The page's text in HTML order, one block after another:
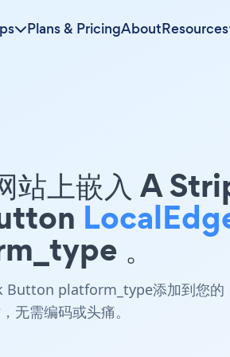
Plans & PricingAboutResources
站上嵌入 A
。
Button platform_type添加到您的
无需编码或头痛。